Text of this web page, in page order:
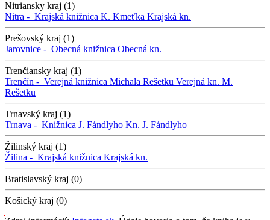
Nitriansky kraj (1)
Nitra - Krajská knižnica K. Kmeťka Krajská kn.
Prešovský kraj (1)
Jarovnice - Obecná knižnica Obecná kn.
Trenčiansky kraj (1)
Trenčín - Verejná knižnica Michala Rešetku Verejná kn. M.
Rešetku
Trnavský kraj (1)
Trnava - Knižnica J. Fándlyho Kn. J. Fándlyho
Žilinský kraj (1)
Žilina - Krajská knižnica Krajská kn.
Bratislavský kraj (0)
Košický kraj (0)